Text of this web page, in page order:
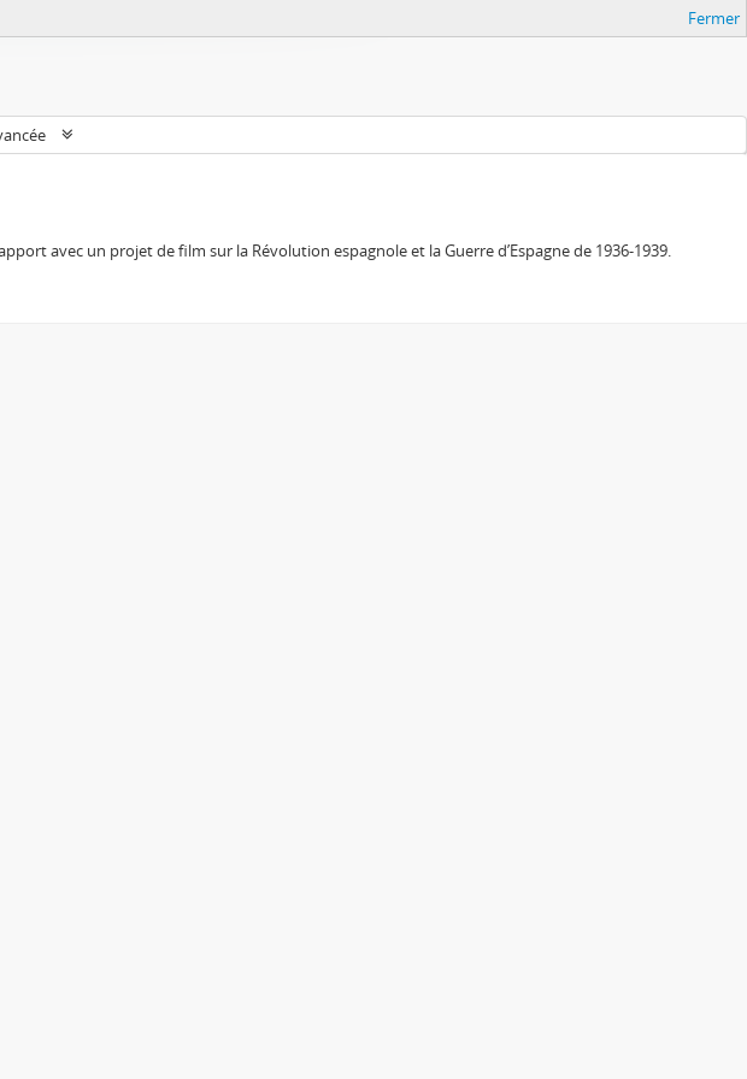
Fermer
avec un projet de film sur la Révolution espagnole et la Guerre d’Espagne de 1936-1939.